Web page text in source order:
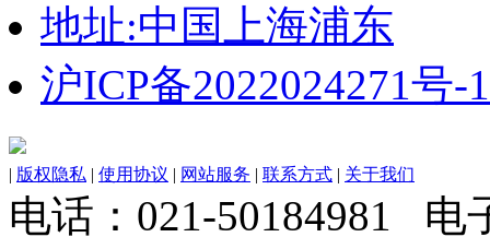
地址:中国上海浦东
沪ICP备2022024271号-1
| 版权隐私 | 使用协议 | 网站服务 | 联系方式 | 关于我们
电话：021-50184981 电